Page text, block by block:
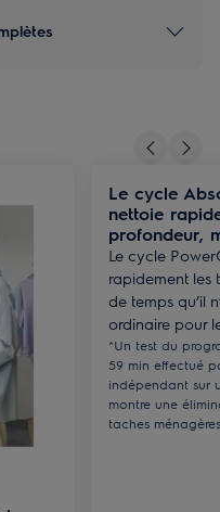
Le cycle
nettoie
profondeur,
Le cycle
rapidement les
de temps qu’il
ordinaire pour
*Un test du
59 min effectué
indépendant sur
montre une
taches